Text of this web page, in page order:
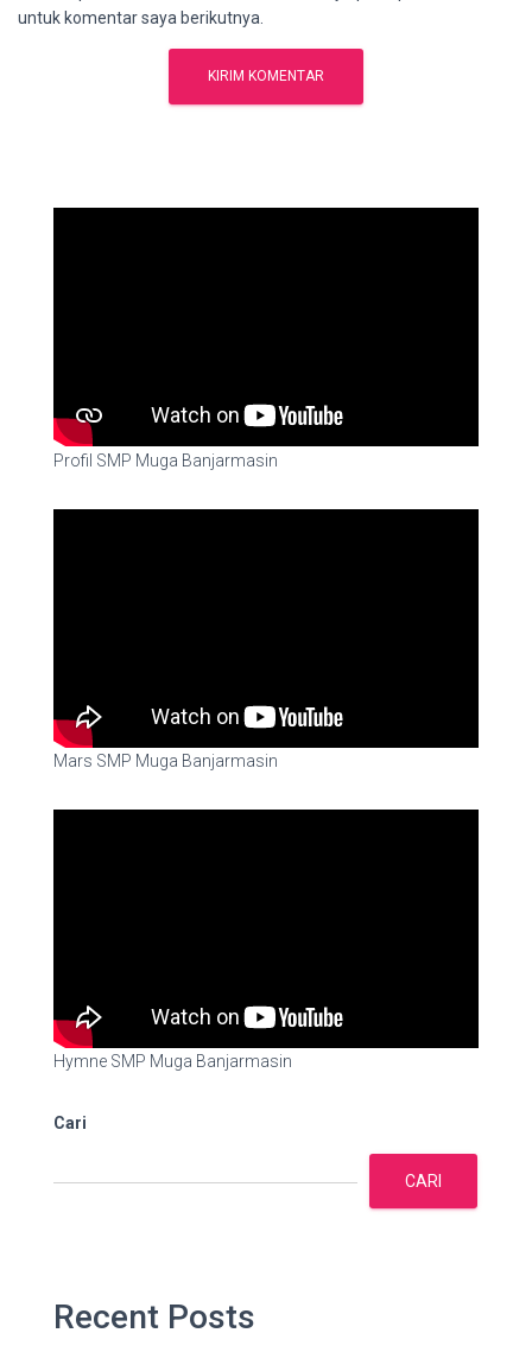
untuk komentar saya berikutnya.
Profil SMP Muga Banjarmasin
Mars SMP Muga Banjarmasin
Hymne SMP Muga Banjarmasin
Cari
CARI
Recent Posts